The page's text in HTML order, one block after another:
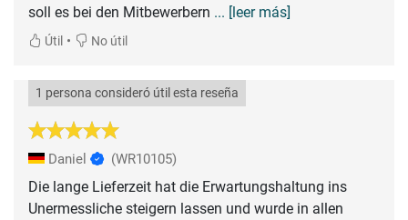
soll es bei den Mitbewerbern ... [leer más]
Útil • No útil
1 persona consideró útil esta reseña
Daniel (WR10105)
Die lange Lieferzeit hat die Erwartungshaltung ins
Unermessliche steigern lassen und wurde in allen